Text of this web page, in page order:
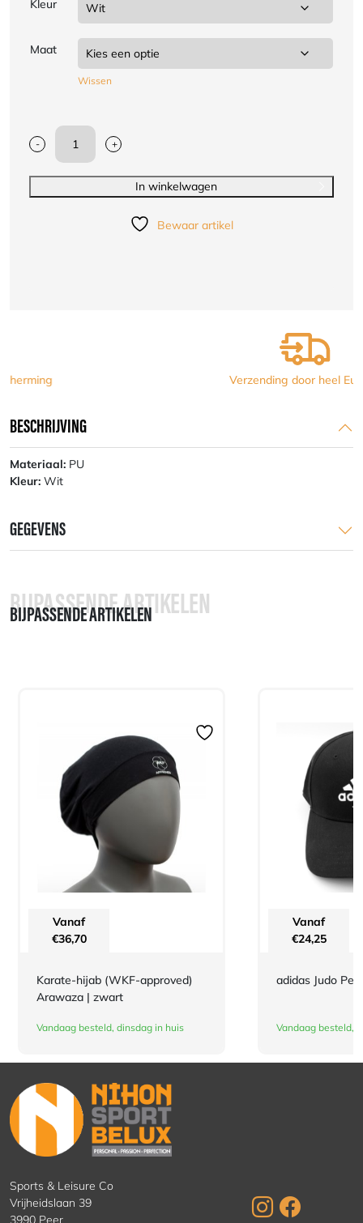
Kleur
Maat
Wissen
-
Nihon
PU
+
In winkelwagen
Bewaar artikel
Verzending door heel Europa
BESCHRIJVING
Materiaal: PU
Kleur: Wit
GEGEVENS
BIJPASSENDE ARTIKELEN
BIJPASSENDE ARTIKELEN
Vanaf
€36,70
Karate-hijab (WKF-approved)
Arawaza | zwart
Vandaag besteld, dinsdag in huis
Vanaf
€24,25
adidas Judo
Vandaag besteld,
Sports & Leisure Co
Vrijheidslaan 39
3990 Peer